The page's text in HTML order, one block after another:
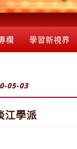
欄 學習新視界
05-03
江學派